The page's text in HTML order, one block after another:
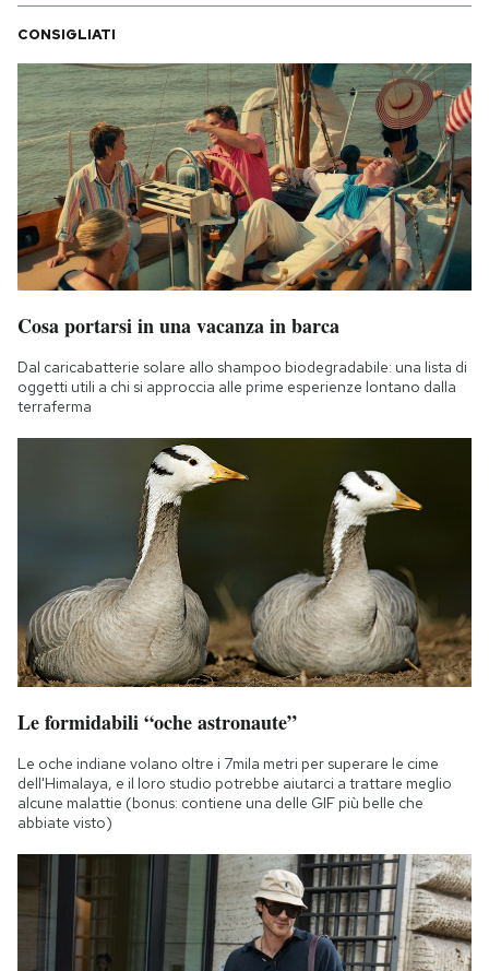
CONSIGLIATI
Cosa portarsi in una vacanza in barca
Dal caricabatterie solare allo shampoo biodegradabile: una lista di
oggetti utili a chi si approccia alle prime esperienze lontano dalla
terraferma
Le formidabili “oche astronaute”
Le oche indiane volano oltre i 7mila metri per superare le cime
dell'Himalaya, e il loro studio potrebbe aiutarci a trattare meglio
alcune malattie (bonus: contiene una delle GIF più belle che
abbiate visto)